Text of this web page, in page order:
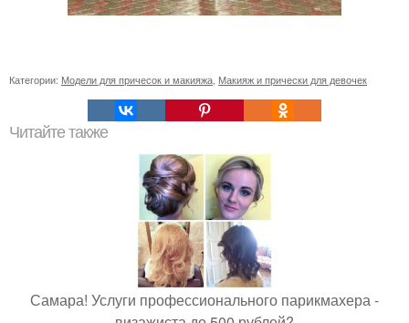
Категории: Модели для причесок и макияжа Макияж и прически для девочек
Читайте также
Самара! Услуги профессионального парикмахера -